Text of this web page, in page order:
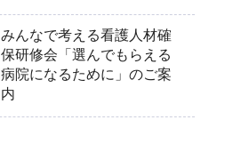
みんなで考える看護人材確
保研修会「選んでもらえる
病院になるために」のご案
内